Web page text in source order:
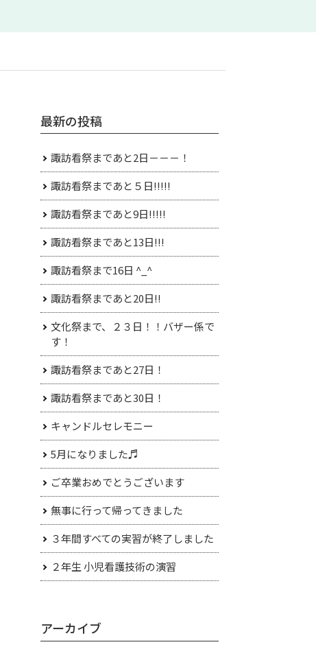
最新の投稿
諏訪看祭まであと2日－－－！
諏訪看祭まであと５日!!!!!
諏訪看祭まであと9日!!!!!
諏訪看祭まであと13日!!!
諏訪看祭まで16日 ^_^
諏訪看祭まであと20日!!
文化祭まで、２３日！！バザー係で
す！
諏訪看祭まであと27日！
諏訪看祭まであと30日！
キャンドルセレモニー
5月になりました♬
ご卒業おめでとうございます
無事に行って帰ってきました
３年間すべての実習が終了しました
２年生 小児看護技術の演習
アーカイブ